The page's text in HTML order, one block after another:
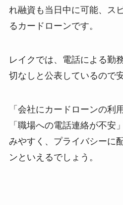
れ融資も当日中に可能、ス
るカードローンです。
レイクでは、電話による勤
切なしと公表しているので
「会社にカードローンの利
「職場への電話連絡が不安
みやすく、プライバシーに
ンといえるでしょう。